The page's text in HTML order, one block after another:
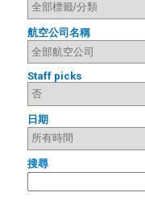
航空公司名稱
Staff picks
日期
搜尋